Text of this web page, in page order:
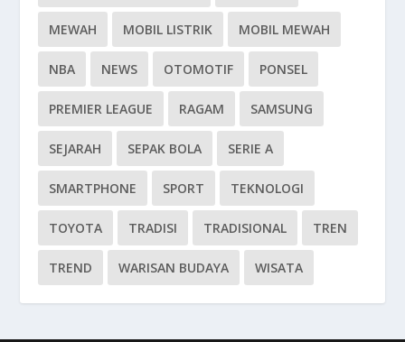
MEWAH MOBIL LISTRIK MOBIL MEWAH
NBA NEWS OTOMOTIF PONSEL
PREMIER LEAGUE RAGAM SAMSUNG
SEJARAH SEPAK BOLA SERIE A
SMARTPHONE SPORT TEKNOLOGI
TOYOTA TRADISI TRADISIONAL TREN
TREND WARISAN BUDAYA WISATA